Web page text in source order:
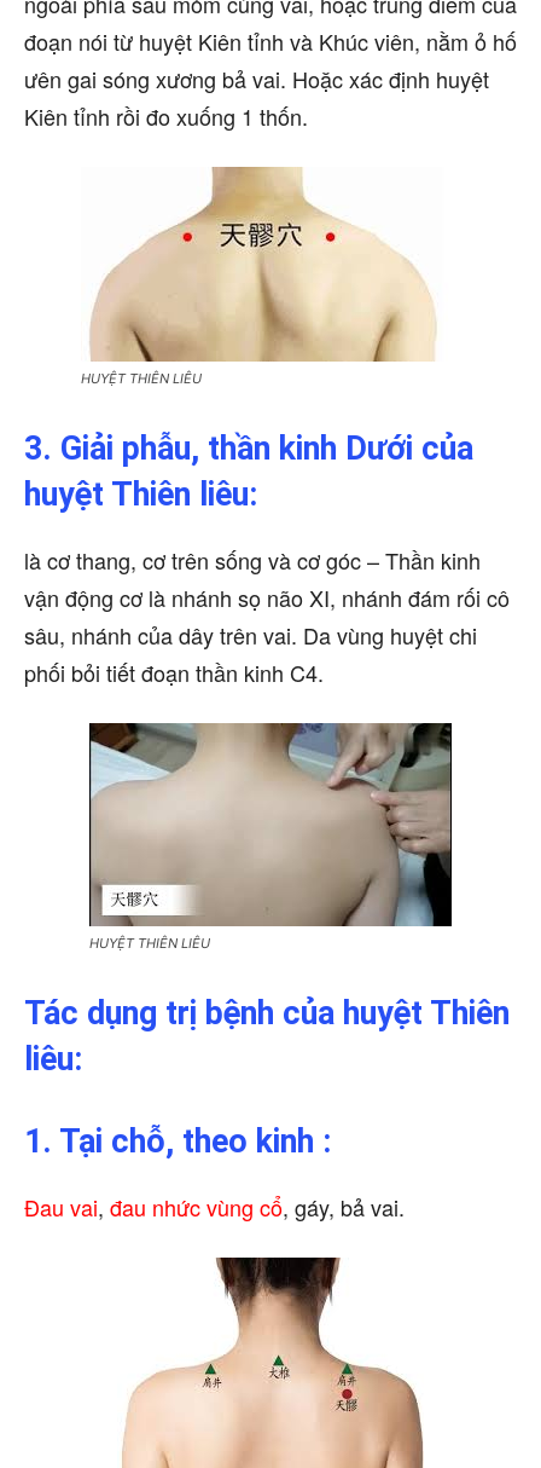
đoạn nói từ huyệt Kiên tỉnh và Khúc viên, nằm ỏ hố
ưên gai sóng xương bả vai. Hoặc xác định huyệt
Kiên tỉnh rồi đo xuống 1 thốn.
HUYỆT THIÊN LIÊU
3. Giải phẫu, thần kinh Dưới của
huyệt Thiên liêu:
là cơ thang, cơ trên sống và cơ góc – Thần kinh
vận động cơ là nhánh sọ não XI, nhánh đám rối cô
sâu, nhánh của dây trên vai. Da vùng huyệt chi
phối bỏi tiết đoạn thần kinh C4.
HUYỆT THIÊN LIÊU
Tác dụng trị bệnh của huyệt Thiên
liêu:
1. Tại chỗ, theo kinh :
Đau vai, đau nhức vùng cổ, gáy, bả vai.